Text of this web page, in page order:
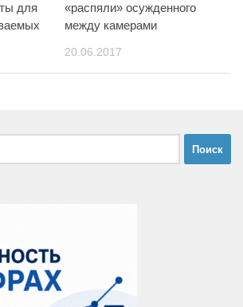
для
«распяли» осужденного
между камерами
20.06.2017